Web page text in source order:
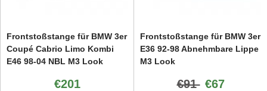
Frontstoßstange für BMW 3er
Coupé Cabrio Limo Kombi
E46 98-04 NBL M3 Look
€201
Frontstoßstange für BMW 3er
E36 92-98 Abnehmbare Lippe
M3 Look
€91 €67